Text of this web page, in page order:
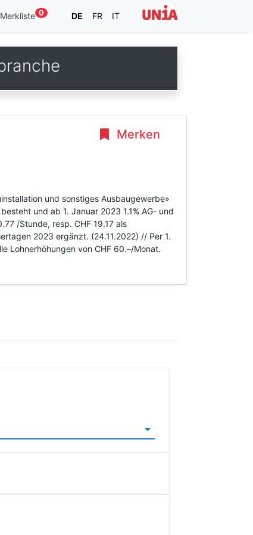
Merkliste 0 DE FR IT
Merken
und sonstiges Ausbaugewerbe»
und ab 1. Januar 2023 1.1% AG- und
/Stunde, resp. CHF 19.17 als
2023 ergänzt. (24.11.2022) // Per 1.
Lohnerhöhungen von CHF 60.–/Monat.